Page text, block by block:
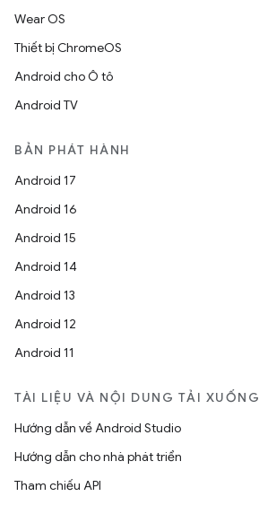
Wear OS
Thiết bị ChromeOS
Android cho Ô tô
Android TV
BẢN PHÁT HÀNH
Android 17
Android 16
Android 15
Android 14
Android 13
Android 12
Android 11
TÀI LIỆU VÀ NỘI DUNG TẢI XUỐNG
Hướng dẫn về Android Studio
Hướng dẫn cho nhà phát triển
Tham chiếu API